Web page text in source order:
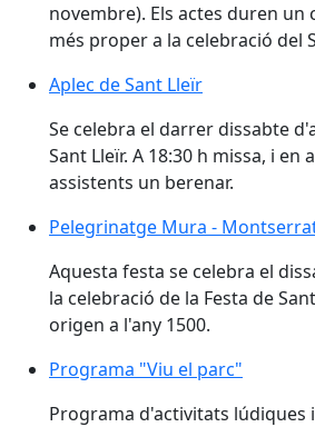
novembre). Els actes duren un
més proper a la celebració del
Aplec de Sant Lleïr
Se celebra el darrer dissabte
Sant Lleïr. A 18:30 h missa, i en
assistents un berenar.
Pelegrinatge Mura -
Pelegrinatge Mura -
Aquesta festa se celebra el
la celebració de la Festa de
origen a l'any 1500.
Programa "Viu el parc"
Programa "Viu el parc"
Programa d'activitats lúdiques